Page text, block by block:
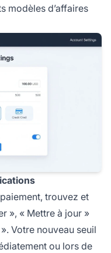
modèles d’affaires
trouvez et
», « Mettre à jour »
Votre nouveau seuil
ou lors de